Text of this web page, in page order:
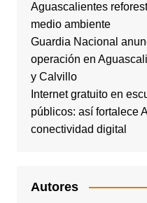
Aguascalientes
medio ambiente
Guardia Nacional
operación en
y Calvillo
Internet gratuito en
públicos: así fortalece
conectividad digital
Autores